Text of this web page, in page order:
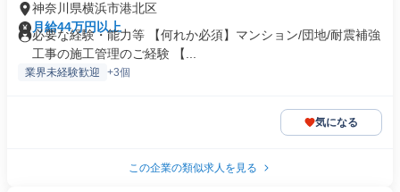
神奈川県横浜市港北区
月給44万円以上
必要な経験・能力等 【何れか必須】マンション/団地/耐震補強
工事の施工管理のご経験 【...
業界未経験歓迎 +3個
気になる
この企業の類似求人を見る